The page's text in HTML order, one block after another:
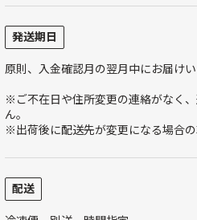
発送期日
原則、入金確認月の翌月中にお届け
※ご不在日や住所変更の連絡がなく
ん。
※出荷後に配送先が変更になる場合
配送